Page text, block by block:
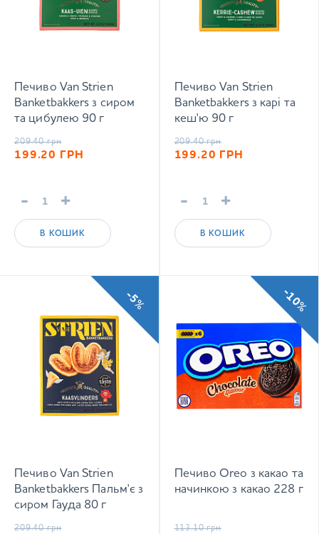
Печиво Van Strien
Banketbakkers з сиром
та цибулею 90 г
209.40 грн
199.20 ГРН
- +
В КОШИК
Печиво Van Strien
Banketbakkers з карі та
кеш'ю 90 г
209.40 грн
199.20 ГРН
- +
В КОШИК
Печиво Van Strien
Banketbakkers Пальм'є з
сиром Гауда 80 г
209.40 грн
-5%
Печиво Oreo з какао та
начинкою з какао 228 г
113.10 грн
-10%